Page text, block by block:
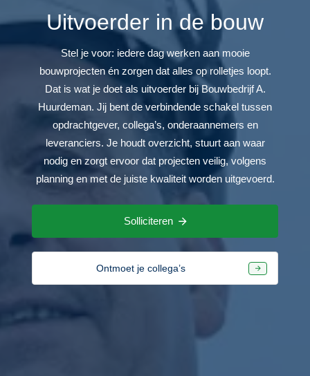
Uitvoerder in de bouw
Stel je voor: iedere dag werken aan mooie
bouwprojecten én zorgen dat alles op rolletjes loopt.
Dat is wat je doet als uitvoerder bij Bouwbedrijf A.
Huurdeman. Jij bent de verbindende schakel tussen
opdrachtgever, collega’s, onderaannemers en
leveranciers. Je houdt overzicht, stuurt aan waar
nodig en zorgt ervoor dat projecten veilig, volgens
planning en met de juiste kwaliteit worden uitgevoerd.
Solliciteren
Ontmoet je collega’s